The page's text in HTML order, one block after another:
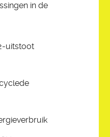
in de
uitstoot